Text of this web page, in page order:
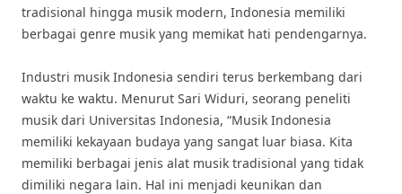
tradisional hingga musik modern, Indonesia memiliki
berbagai genre musik yang memikat hati pendengarnya.
Industri musik Indonesia sendiri terus berkembang dari
waktu ke waktu. Menurut Sari Widuri, seorang peneliti
musik dari Universitas Indonesia, “Musik Indonesia
memiliki kekayaan budaya yang sangat luar biasa. Kita
memiliki berbagai jenis alat musik tradisional yang tidak
dimiliki negara lain. Hal ini menjadi keunikan dan